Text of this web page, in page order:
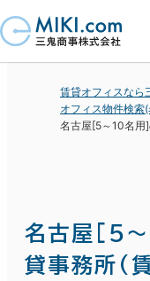
賃貸オフィスなら
オフィス物件検索
名古屋[5～10名用
名古屋[5
貸事務所(